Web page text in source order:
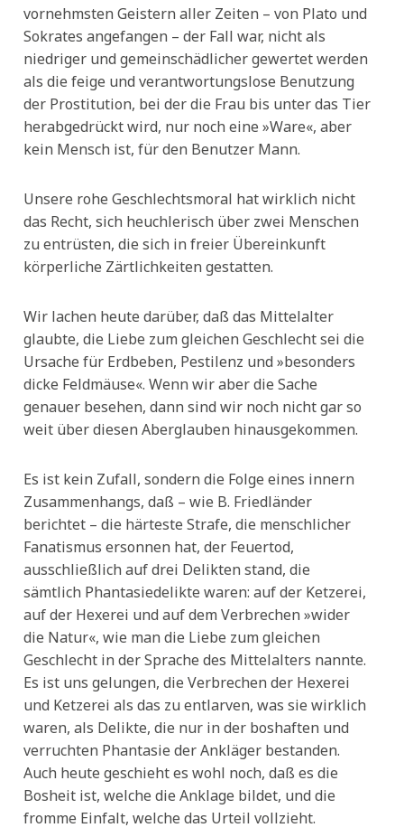
vornehmsten Geistern aller Zeiten – von Plato und
Sokrates angefangen – der Fall war, nicht als
niedriger und gemeinschädlicher gewertet werden
als die feige und verantwortungslose Benutzung
der Prostitution, bei der die Frau bis unter das Tier
herabgedrückt wird, nur noch eine »Ware«, aber
kein Mensch ist, für den Benutzer Mann.
Unsere rohe Geschlechtsmoral hat wirklich nicht
das Recht, sich heuchlerisch über zwei Menschen
zu entrüsten, die sich in freier Übereinkunft
körperliche Zärtlichkeiten gestatten.
Wir lachen heute darüber, daß das Mittelalter
glaubte, die Liebe zum gleichen Geschlecht sei die
Ursache für Erdbeben, Pestilenz und »besonders
dicke Feldmäuse«. Wenn wir aber die Sache
genauer besehen, dann sind wir noch nicht gar so
weit über diesen Aberglauben hinausgekommen.
Es ist kein Zufall, sondern die Folge eines innern
Zusammenhangs, daß – wie B. Friedländer
berichtet – die härteste Strafe, die menschlicher
Fanatismus ersonnen hat, der Feuertod,
ausschließlich auf drei Delikten stand, die
sämtlich Phantasiedelikte waren: auf der Ketzerei,
auf der Hexerei und auf dem Verbrechen »wider
die Natur«, wie man die Liebe zum gleichen
Geschlecht in der Sprache des Mittelalters nannte.
Es ist uns gelungen, die Verbrechen der Hexerei
und Ketzerei als das zu entlarven, was sie wirklich
waren, als Delikte, die nur in der boshaften und
verruchten Phantasie der Ankläger bestanden.
Auch heute geschieht es wohl noch, daß es die
Bosheit ist, welche die Anklage bildet, und die
fromme Einfalt, welche das Urteil vollzieht.